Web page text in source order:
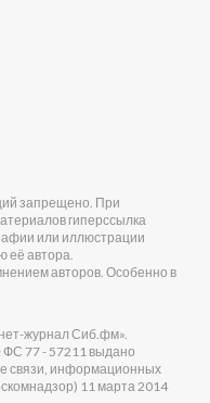
запрещено. При
гиперссылка
или иллюстрации
её автора.
авторов. Особенно в
журнал Сиб.фм».
77 - 57211 выдано
связи, информационных
11 марта 2014